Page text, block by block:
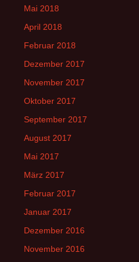
Mai 2018
April 2018
Februar 2018
Dezember 2017
November 2017
Oktober 2017
September 2017
August 2017
Mai 2017
März 2017
Februar 2017
Januar 2017
Dezember 2016
November 2016